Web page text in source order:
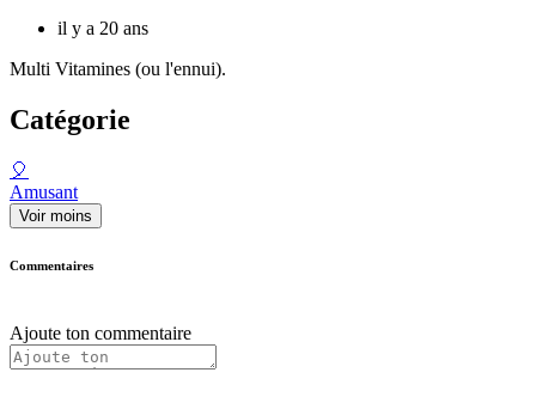
il y a 20 ans
Multi Vitamines (ou l'ennui).
Catégorie
🎈
Amusant
Voir moins
Commentaires
Ajoute ton commentaire